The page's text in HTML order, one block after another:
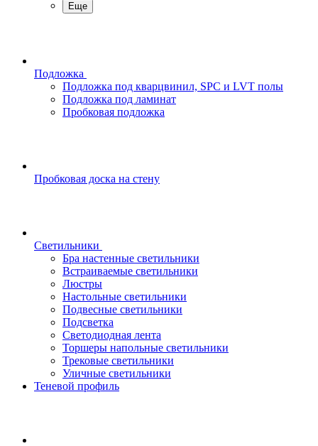
Еще
Подложка
Подложка под кварцвинил, SPC и LVT полы
Подложка под ламинат
Пробковая подложка
Пробковая доска на стену
Светильники
Бра настенные светильники
Встраиваемые светильники
Люстры
Настольные светильники
Подвесные светильники
Подсветка
Светодиодная лента
Торшеры напольные светильники
Трековые светильники
Уличные светильники
Теневой профиль